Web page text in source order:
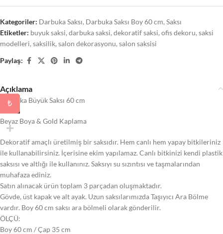
Kategoriler: Darbuka Saksı, Darbuka Saksı Boy 60 cm, Saksı
Etiketler: buyuk saksi, darbuka saksi, dekoratif saksi, ofis dekoru, saksi
modelleri, saksilik, salon dekorasyonu, salon saksisi
Paylaş:
Açıklama
Darbuka Büyük Saksı 60 cm
Beyaz Boya & Gold Kaplama
Dekoratif amaçlı üretilmiş bir saksıdır. Hem canlı hem yapay bitkileriniz
ile kullanabilirsiniz. İçerisine ekim yapılamaz. Canlı bitkinizi kendi plastik
saksısı ve altlığı ile kullanınız. Saksıyı su sızıntısı ve taşmalarından
muhafaza ediniz.
Satın alınacak ürün toplam 3 parçadan oluşmaktadır.
Gövde, üst kapak ve alt ayak. Uzun saksılarımızda Taşıyıcı Ara Bölme
vardır. Boy 60 cm saksı ara bölmeli olarak gönderilir.
ÖLÇÜ:
Boy 60 cm / Çap 35 cm
₺